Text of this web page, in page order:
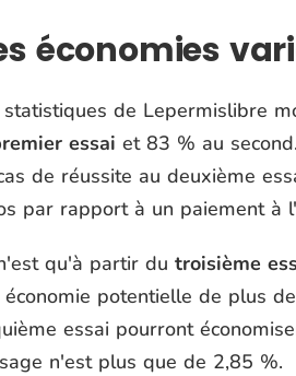
économies
statistiques de Lepermislibre
essai et 83 % au
de réussite au deuxième
par rapport à un paiement à
qu'à partir du troisième
économie potentielle de plus
essai pourront
n'est plus que de 2,85 %.